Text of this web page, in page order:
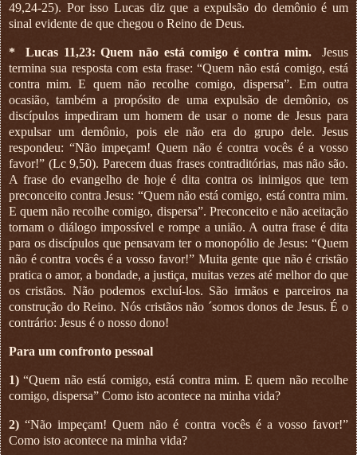
49,24-25). Por isso Lucas diz que a expulsão do demônio é um
sinal evidente de que chegou o Reino de Deus.
* Lucas 11,23: Quem não está comigo é contra mim.
Jesus
termina sua resposta com esta frase: “Quem não está comigo, está
contra mim. E quem não recolhe comigo, dispersa”. Em outra
ocasião, também a propósito de uma expulsão de demônio, os
discípulos impediram um homem de usar o nome de Jesus para
expulsar um demônio, pois ele não era do grupo dele. Jesus
respondeu: “Não impeçam! Quem não é contra vocês é a vosso
favor!” (Lc 9,50). Parecem duas frases contraditórias, mas não são.
A frase do evangelho de hoje é dita contra os inimigos que tem
preconceito contra Jesus: “Quem não está comigo, está contra mim.
E quem não recolhe comigo, dispersa”. Preconceito e não aceitação
tornam o diálogo impossível e rompe a união. A outra frase é dita
para os discípulos que pensavam ter o monopólio de Jesus: “Quem
não é contra vocês é a vosso favor!” Muita gente que não é cristão
pratica o amor, a bondade, a justiça, muitas vezes até melhor do que
os cristãos. Não podemos excluí-los. São irmãos e parceiros na
construção do Reino. Nós cristãos não ´somos donos de Jesus. É o
contrário: Jesus é o nosso dono!
Para um confronto pessoal
1) “Quem não está comigo, está contra mim. E quem não recolhe
comigo, dispersa” Como isto acontece na minha vida?
2) “Não impeçam! Quem não é contra vocês é a vosso favor!”
Como isto acontece na minha vida?